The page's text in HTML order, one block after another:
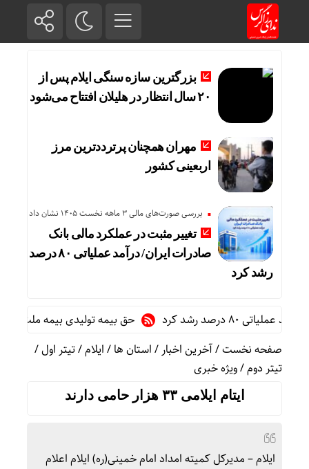
بزرگترین سازه سنگی ایلام پس از
۲۰ سال انتظار در هلیلان افتتاح می‌شود
مهران همچنان پرترددترین مرز
اربعینی کشور
بررسی صورت‌های مالی 3 ماهه نخست 1405 نشان داد
تغییر مثبت در عملکرد مالی بانک
صادرات ایران/ درآمد عملیاتی ۸۰ درصد
رشد کرد
درصد رشد کرد
حق بیمه تولیدی بیمه ملت در چهار ماه نخست امسال از ۱۴.۵ همت گذشت/
صفحه نخست/آخرین اخبار/استان ها/ایلام/تیتر اول/
تیتر دوم/ویژه خبری
ایتام ایلامی ۳۳ هزار حامی دارند
ایلام – مدیرکل کمیته امداد امام خمینی(ره) ایلام اعلام